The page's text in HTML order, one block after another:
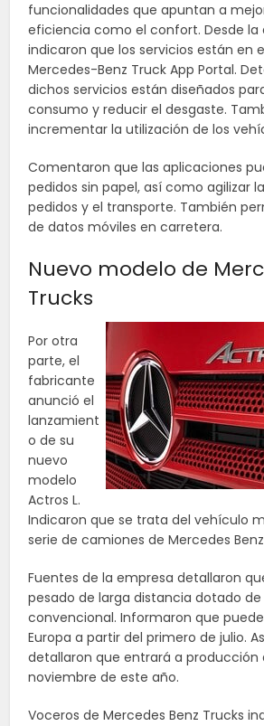
funcionalidades que apuntan a
eficiencia como el confort. Desde la
indicaron que los servicios están en
Mercedes-Benz Truck App Portal.
dichos servicios están diseñados
consumo y reducir el desgaste.
incrementar la utilización de los
Comentaron que las aplicaciones
pedidos sin papel, así como agilizar
pedidos y el transporte. También
de datos móviles en carretera.
Nuevo modelo de
Trucks
Por otra
parte, el
fabricante
anunció el
lanzamient
o de su
nuevo
modelo
Actros L.
Indicaron que se trata del vehículo
serie de camiones de Mercedes
Fuentes de la empresa detallaron
pesado de larga distancia dotado
convencional. Informaron que
Europa a partir del primero de julio.
detallaron que entrará a producción
noviembre de este año.
Voceros de Mercedes Benz Trucks